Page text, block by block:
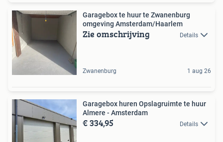
Garagebox te huur te Zwanenburg
omgeving Amsterdam/Haarlem
Zie omschrijving Details
Zwanenburg 1 aug 26
Garagebox huren Opslagruimte te huur
Almere - Amsterdam
€ 334,95 Details